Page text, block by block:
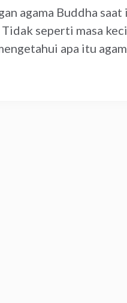
agama Buddha
seperti masa
apa itu